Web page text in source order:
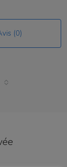
(0)